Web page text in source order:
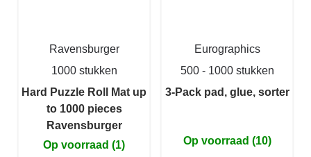
Ravensburger
1000 stukken
Hard Puzzle Roll Mat up
to 1000 pieces
Ravensburger
Op voorraad (1)
Eurographics
500 - 1000 stukken
3-Pack pad, glue, sorter
Op voorraad (10)